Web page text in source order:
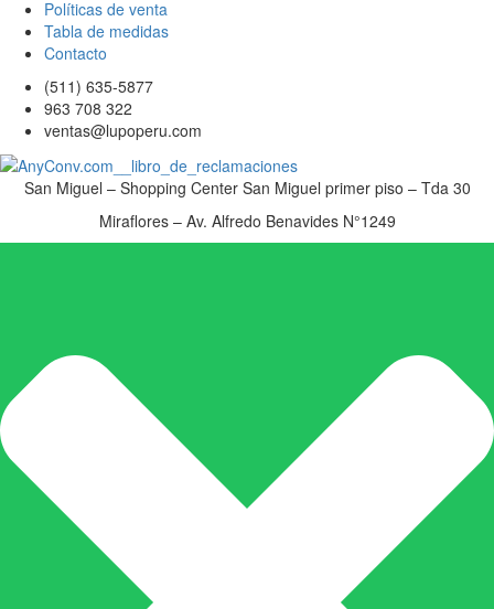
Políticas de venta
Tabla de medidas
Contacto
(511) 635-5877
963 708 322
ventas@lupoperu.com
San Miguel – Shopping Center San Miguel primer piso – Tda 30
Miraflores – Av. Alfredo Benavides N°1249